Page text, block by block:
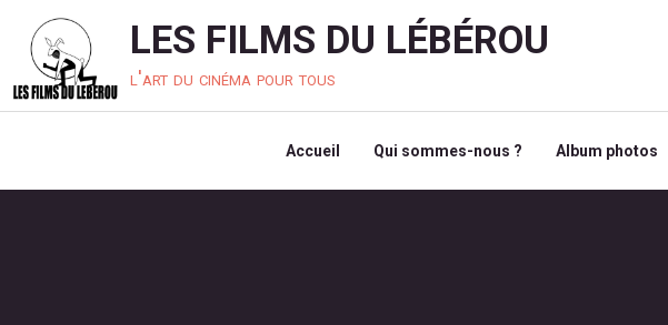
LES FILMS DU LÉBÉROU
l'art du cinéma pour tous
Accueil Qui sommes-nous ? Album photos